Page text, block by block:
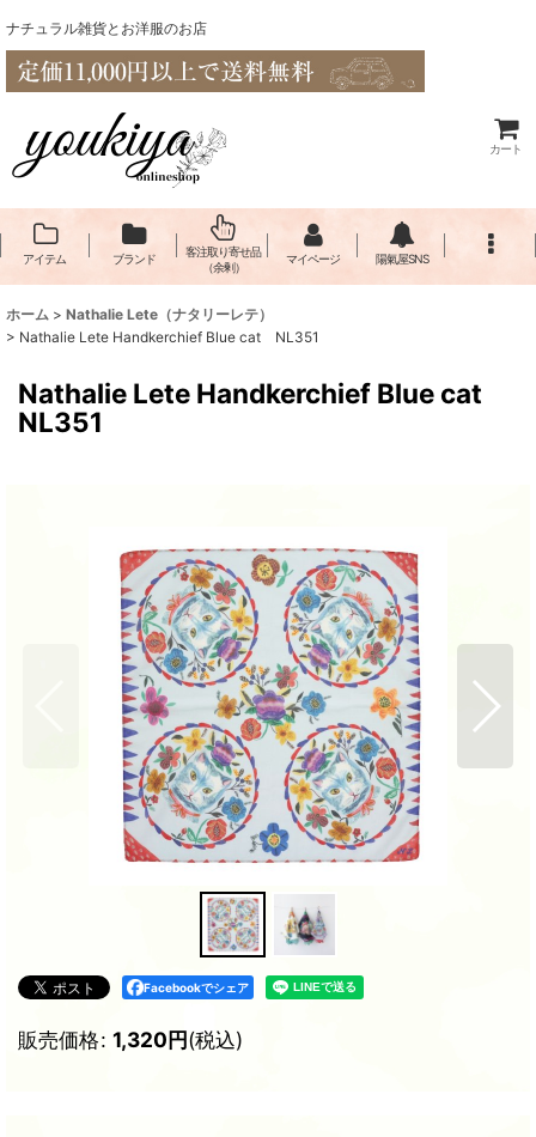
ナチュラル雑貨とお洋服のお店
カート
アイテム ブランド
客注取り寄せ品
（余剰）
マイページ 陽氣屋SNS
ホーム > Nathalie Lete（​ナタリーレテ）
> Nathalie Lete Handkerchief Blue cat NL351
Nathalie Lete Handkerchief Blue cat
NL351
Facebookでシェア
販売価格: 1,320円(税込)